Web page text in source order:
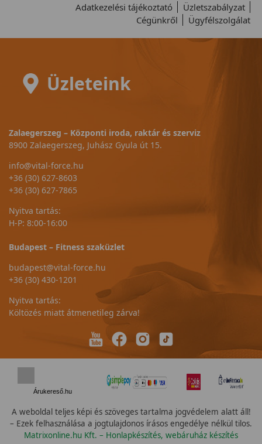
Adatkezelési tájékoztató
Üzletszabályzat
Cégünkről
Ügyfélszolgálat
Üzleteink
Zalaegerszeg – Központi iroda, raktár és szerviz
8900 Zalaegerszeg, Juhász Gyula út 15.
info@vital-force.hu
+36 (30) 627-8603
+36 (30) 627-7865
Nyitva tartás:
H-P: 8:00-16:00
Budapest – Fitness szaküzlet
budapest@vital-force.hu
+36 (30) 430-1201
Nyitva tartás:
Költözés miatt átmenetileg zárva!
Árukereső.hu
A weboldal teljes képi és szöveges tartalma jogvédelem alatt áll!
– Ezek felhasználása a jogtulajdonos írásos engedélye nélkül tilos.
Matrixonline.hu Kft. – Honlapkészítés, webáruház készítés